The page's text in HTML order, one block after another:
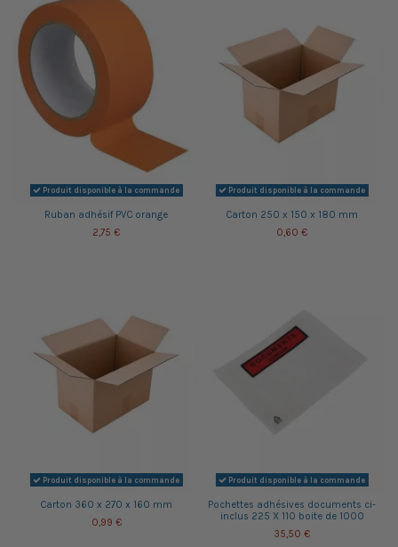
Produit disponible à la commande
Ruban adhésif PVC orange
2,75 €
Produit disponible à la commande
Carton 250 x 150 x 180 mm
0,60 €
Produit disponible à la commande
Carton 360 x 270 x 160 mm
0,99 €
Produit disponible à la commande
Pochettes adhésives documents ci-
inclus 225 X 110 boite de 1000
35,50 €